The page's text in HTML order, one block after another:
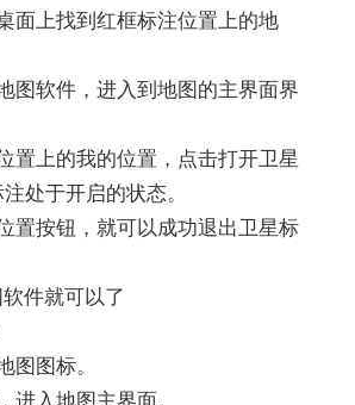
面上找到红框标注位置上的地
图软件，进入到地图的主界面界
置上的我的位置，点击打开卫星
处于开启的状态。
置按钮，就可以成功退出卫星标
件就可以了
图标。
入地图主界面。